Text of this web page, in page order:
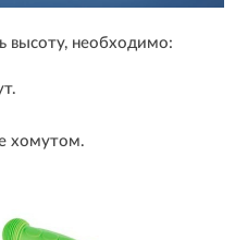
высоту, необходимо:
хомутом.